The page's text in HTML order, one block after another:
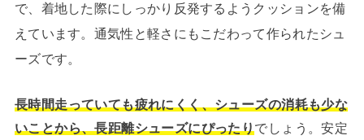
で、着地した際にしっかり反発するようクッションを備
えています。通気性と軽さにもこだわって作られたシュ
ーズです。
長時間走っていても疲れにくく、シューズの消耗も少な
いことから、長距離シューズにぴったりでしょう。安定